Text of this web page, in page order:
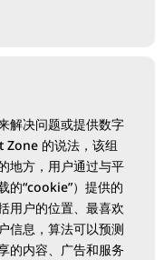
解决问题或提供数字
Zone 的说法，该组
地方，用户通过与平
的“cookie”）提供的
用户的位置、最喜欢
信息，算法可以预测
的内容、广告和服务